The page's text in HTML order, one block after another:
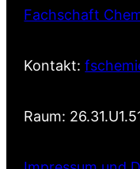
Fachschaft
Kontakt:
Raum: